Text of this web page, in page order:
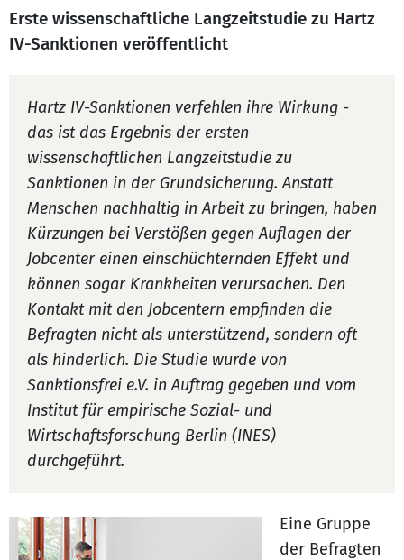
Erste wissenschaftliche Langzeitstudie zu Hartz
IV-Sanktionen veröffentlicht
Hartz IV-Sanktionen verfehlen ihre Wirkung -
das ist das Ergebnis der ersten
wissenschaftlichen Langzeitstudie zu
Sanktionen in der Grundsicherung. Anstatt
Menschen nachhaltig in Arbeit zu bringen, haben
Kürzungen bei Verstößen gegen Auflagen der
Jobcenter einen einschüchternden Effekt und
können sogar Krankheiten verursachen. Den
Kontakt mit den Jobcentern empfinden die
Befragten nicht als unterstützend, sondern oft
als hinderlich. Die Studie wurde von
Sanktionsfrei e.V. in Auftrag gegeben und vom
Institut für empirische Sozial- und
Wirtschaftsforschung Berlin (INES)
durchgeführt.
Eine Gruppe
der Befragten